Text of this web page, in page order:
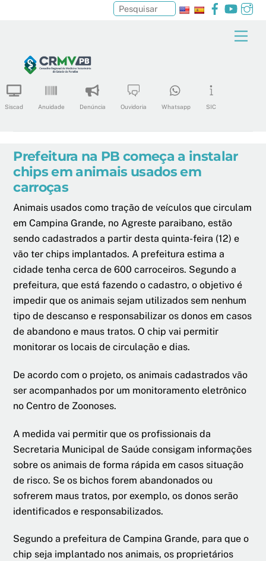
content
Facebook
Siscad Anuidade Denúncia Ouvidoria Whatsapp SIC
Pesquisar
Prefeitura na PB começa a instalar
chips em animais usados em
carroças
Animais usados como tração de veículos que circulam
em Campina Grande, no Agreste paraibano, estão
sendo cadastrados a partir desta quinta-feira (12) e
vão ter chips implantados. A prefeitura estima a
cidade tenha cerca de 600 carroceiros. Segundo a
prefeitura, que está fazendo o cadastro, o objetivo é
impedir que os animais sejam utilizados sem nenhum
tipo de descanso e responsabilizar os donos em casos
de abandono e maus tratos. O chip vai permitir
monitorar os locais de circulação e dias.
De acordo com o projeto, os animais cadastrados vão
ser acompanhados por um monitoramento eletrônico
no Centro de Zoonoses.
A medida vai permitir que os profissionais da
Secretaria Municipal de Saúde consigam informações
sobre os animais de forma rápida em casos situação
de risco. Se os bichos forem abandonados ou
sofrerem maus tratos, por exemplo, os donos serão
identificados e responsabilizados.
Segundo a prefeitura de Campina Grande, para que o
chip seja implantado nos animais, os proprietários